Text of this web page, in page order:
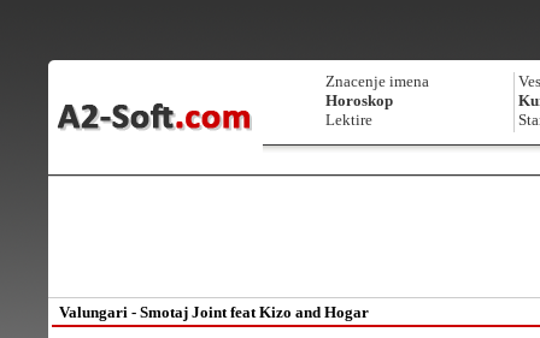
Znacenje imena
Horoskop
Lektire
Valungari - Smotaj Joint feat Kizo and Hogar